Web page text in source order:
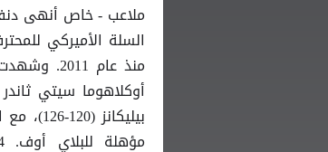
ملاعب - خاص أنهى
منذ عام